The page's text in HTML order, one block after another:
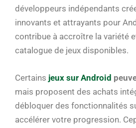
développeurs indépendants
innovants et attrayants pour
contribue à accroître la variété
catalogue de jeux disponibles.
Certains jeux sur Android
mais proposent des achats
débloquer des fonctionnalités
accélérer votre progression.